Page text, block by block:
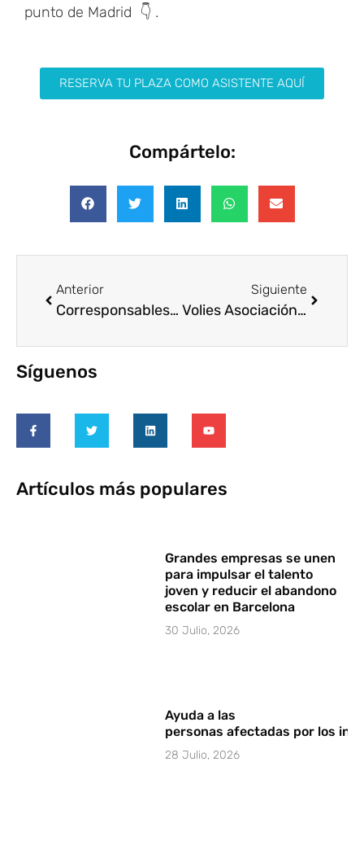
punto de Madrid 👇 .
RESERVA TU PLAZA COMO ASISTENTE AQUÍ
Compártelo:
Anterior
Corresponsables presenta la 21 edición de su Anuario en Madrid, Barcelona y Valencia
Siguiente
Volies Asociación impulsa el voluntariado cultural inclusivo a través del proyecto Europeo MARVI
Síguenos
Artículos más populares
Grandes empresas se unen
para impulsar el talento
joven y reducir el abandono
escolar en Barcelona
30 Julio, 2026
Ayuda a las
personas afectadas por los
28 Julio, 2026